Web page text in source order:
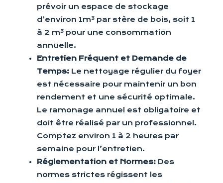
prévoir un espace de stockage
d’environ 1m³ par stère de bois, soit 1
à 2 m³ pour une consommation
annuelle.
Entretien Fréquent et Demande de
Temps: Le nettoyage régulier du foyer
est nécessaire pour maintenir un bon
rendement et une sécurité optimale.
Le ramonage annuel est obligatoire et
doit être réalisé par un professionnel.
Comptez environ 1 à 2 heures par
semaine pour l’entretien.
Réglementation et Normes: Des
normes strictes régissent les